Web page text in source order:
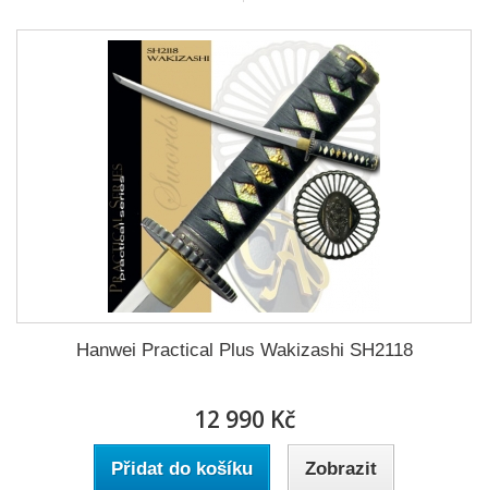
Hanwei Practical Plus Wakizashi SH2118
12 990 Kč
Přidat do košíku Zobrazit